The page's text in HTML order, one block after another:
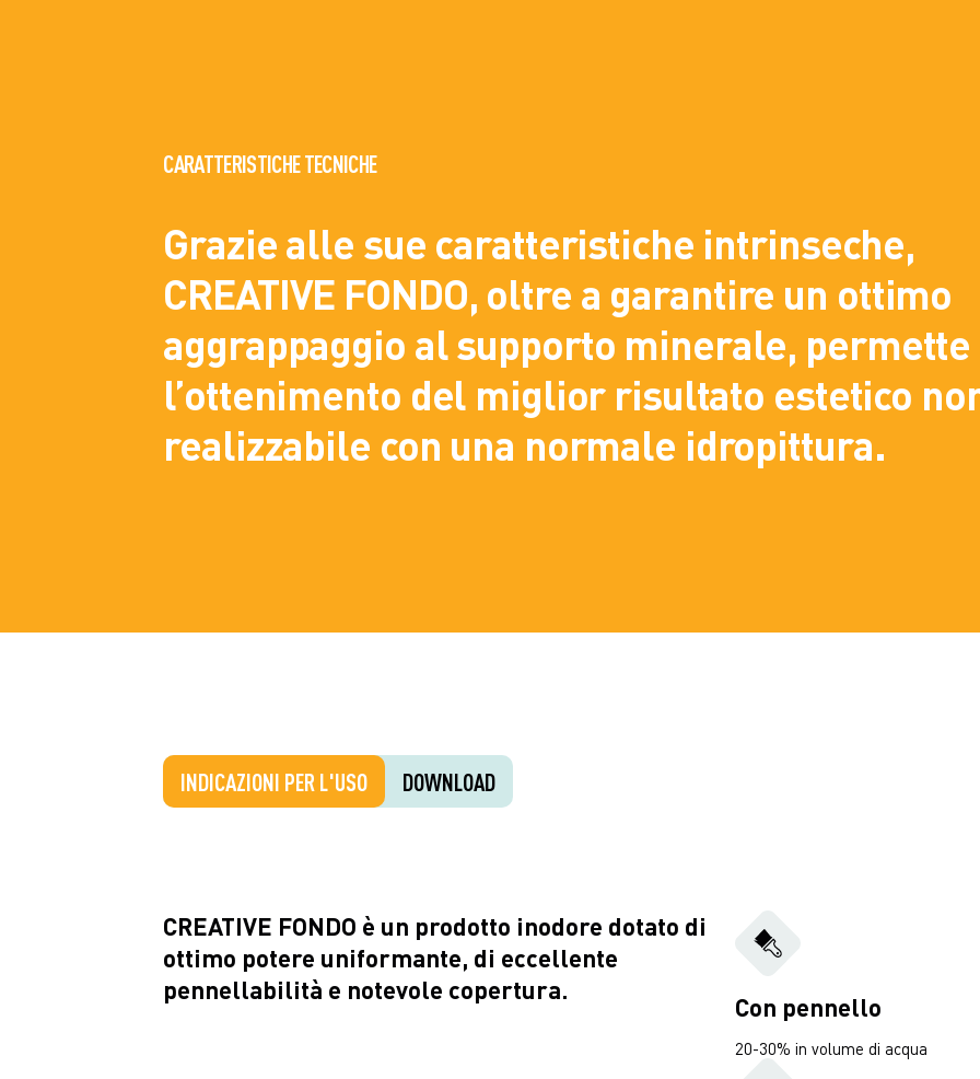
CARATTERISTICHE TECNICHE
Grazie alle sue caratteristiche intrinseche,
CREATIVE FONDO, oltre a garantire un ottimo
aggrappaggio al supporto minerale, permette
l’ottenimento del miglior risultato estetico
realizzabile con una normale idropittura.
INDICAZIONI PER L'USO DOWNLOAD
CREATIVE FONDO è un prodotto inodore dotato di
ottimo potere uniformante, di eccellente
pennellabilità e notevole copertura.
Con pennello
20-30% in volume di acqua